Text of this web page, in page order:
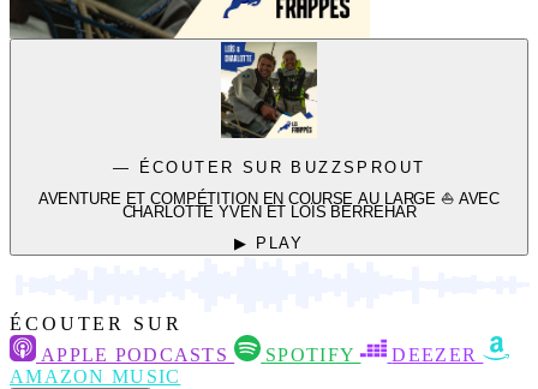
— ÉCOUTER SUR BUZZSPROUT
AVENTURE ET COMPÉTITION EN COURSE AU LARGE ⛵️ AVEC
CHARLOTTE YVEN ET LOÏS BERREHAR
▶ PLAY
ÉCOUTER SUR
APPLE PODCASTS
SPOTIFY
DEEZER
AMAZON MUSIC